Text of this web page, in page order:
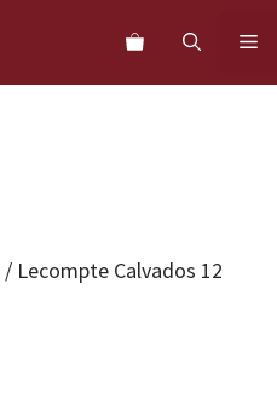
/ Lecompte Calvados 12